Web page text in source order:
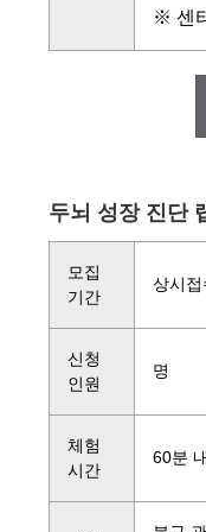
※ 센
두뇌 성장 진단
모집
기간
상시접
신청
인원
명
체험
시간
60분